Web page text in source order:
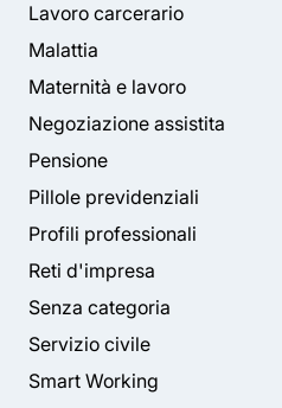
Lavoro carcerario
Malattia
Maternità e lavoro
Negoziazione assistita
Pensione
Pillole previdenziali
Profili professionali
Reti d'impresa
Senza categoria
Servizio civile
Smart Working